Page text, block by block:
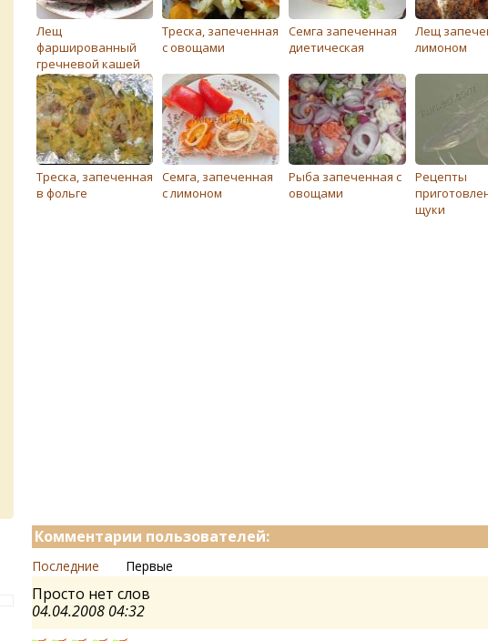
Лещ
фаршированный
гречневой кашей
Треска, запеченная
с овощами
Семга запеченная
диетическая
Лещ
лимоном
Треска, запеченная
в фольге
Семга, запеченная
с лимоном
Рыба запеченная с
овощами
Рецепты
щуки
Комментарии пользователей:
Последние Первые
Просто нет слов
04.04.2008 04:32